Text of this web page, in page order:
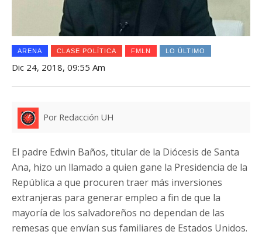
ARENA CLASE POLÍTICA FMLN LO ÚLTIMO
Dic 24, 2018, 09:55 Am
Por Redacción UH
El padre Edwin Baños, titular de la Diócesis de Santa
Ana, hizo un llamado a quien gane la Presidencia de la
República a que procuren traer más inversiones
extranjeras para generar empleo a fin de que la
mayoría de los salvadoreños no dependan de las
remesas que envían sus familiares de Estados Unidos.